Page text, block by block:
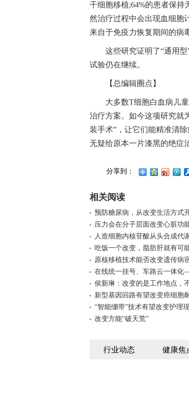
干细胞移植;64%的患者保持
然治疗过程中会出现血细胞
来自于免疫力恢复期间的病
这些研究证明了“通用
试验仍在继续。
【总编辑圈点】
大多数T细胞白血病儿
治疗方案。如今这项研究就
装手术”，让它们能精准清
无疑给原本一片漆黑的绝症
分享到：
相关阅读
预防糖尿病，从改变生活方式
压力会在分子层面改变心脏功
人造细胞内核苷酸从头合成代
吃饭一个改变，脂肪肝就有可
原核移植技术能否改变遗传病
在线统一挂号、车路云一体
侯新琳：改变的是工作地点，
新型基因回路有望改变癌细胞
“智能绷带”技术有望改变护理
改变方能“破天荒”
行业动态 健康焦